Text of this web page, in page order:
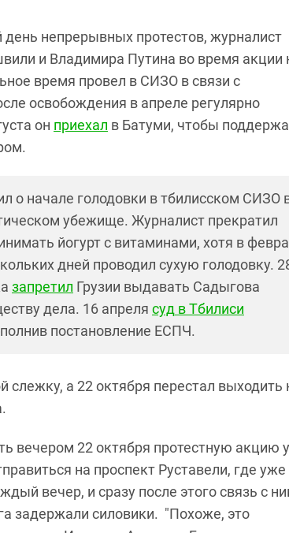
день непрерывных протестов, журналист
и Владимира Путина во время акции
время провел в СИЗО в связи с
освобождения в апреле регулярно
он приехал в Батуми, чтобы
о начале голодовки в тбилисском СИЗО
убежище. Журналист прекратил
йогурт с витаминами, хотя в
дней проводил сухую голодовку.
запретил Грузии выдавать Садыгова
дела. 16 апреля суд в Тбилиси
постановление ЕСПЧ.
а 22 октября перестал выходить
вечером 22 октября протестную акцию у
на проспект Руставели, где уже
вечер, и сразу после этого связь с
задержали силовики. "Похоже, это